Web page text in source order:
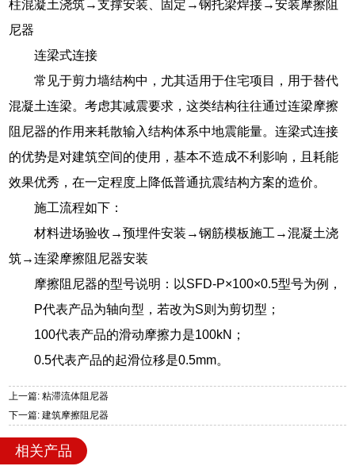
柱混凝土浇筑→支撑安装、固定→钢托梁焊接→安装摩擦阻
尼器
连梁式连接
常见于剪力墙结构中，尤其适用于住宅项目，用于替代
混凝土连梁。考虑其减震要求，这类结构往往通过连梁摩擦
阻尼器的作用来耗散输入结构体系中地震能量。连梁式连接
的优势是对建筑空间的使用，基本不造成不利影响，且耗能
效果优秀，在一定程度上降低普通抗震结构方案的造价。
施工流程如下：
材料进场验收→预埋件安装→钢筋模板施工→混凝土浇
筑→连梁摩擦阻尼器安装
摩擦阻尼器的型号说明：以SFD-P×100×0.5型号为例，
P代表产品为轴向型，若改为S则为剪切型；
100代表产品的滑动摩擦力是100kN；
0.5代表产品的起滑位移是0.5mm。
上一篇: 粘滞流体阻尼器
下一篇: 建筑摩擦阻尼器
相关产品